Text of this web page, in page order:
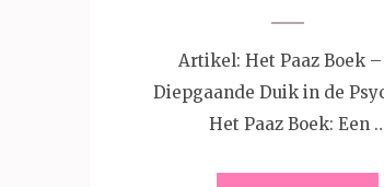
Artikel: Het Paaz Boek –
Diepgaande Duik in de
Het Paaz Boek: Een